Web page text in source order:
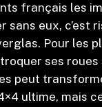
français les
sans eux, c’est
Pour les
ses
peut
ultime, mais